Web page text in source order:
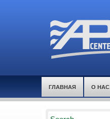
ГЛАВНАЯ О НАС